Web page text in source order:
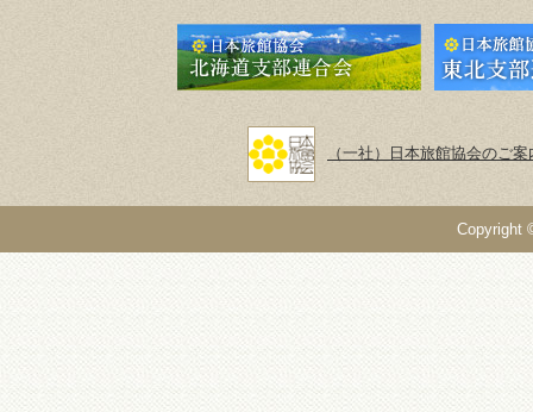
（一社）日本旅館協会のご案
Copyright